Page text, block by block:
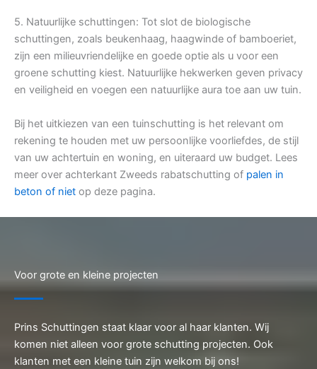
5. Natuurlijke schuttingen: Tot slot de biologische
schuttingen, zoals beukenhaag, haagwinde of bamboeriet,
zijn een milieuvriendelijke en goede optie als u voor een
groene schutting kiest. Natuurlijke hekwerken geven privacy
en veiligheid en voegen een natuurlijke aura toe aan uw tuin.
Bij het uitkiezen van een tuinschutting is het relevant om
rekening te houden met uw persoonlijke voorliefdes, de stijl
van uw achtertuin en woning, en uiteraard uw budget. Lees
meer over achterkant Zweeds rabatschutting of palen in
beton of niet op deze pagina.
Voor grote en kleine projecten
Prins Schuttingen staat klaar voor al haar klanten. Wij
komen niet alleen voor grote schutting projecten. Ook
klanten met een kleine tuin zijn welkom bij ons!